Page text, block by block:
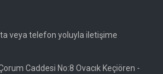
veya telefon yoluyla iletişime
Caddesi No:8 Ovacık Keçiören -